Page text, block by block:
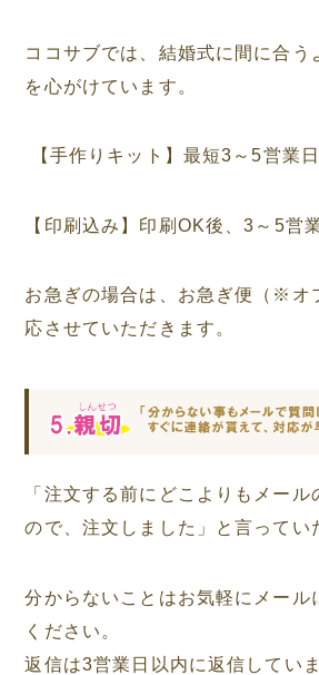
ココサブでは、結婚式に間に合う
を心がけています。
【手作りキット】最短3～5営業
【印刷込み】印刷OK後、3～5営
お急ぎの場合は、お急ぎ便（※オ
応させていただきます。
「注文する前にどこよりもメール
ので、注文しました」と言ってい
分からないことはお気軽にメール
ください。
返信は3営業日以内に返信していま